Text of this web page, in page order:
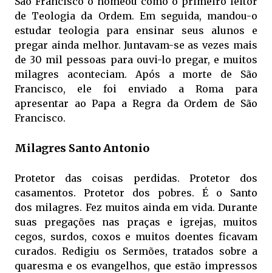
de Teologia da Ordem. Em seguida, mandou-o
estudar teologia para ensinar seus alunos e
pregar ainda melhor. Juntavam-se as vezes mais
de 30 mil pessoas para ouvi-lo pregar, e muitos
milagres aconteciam. Após a morte de São
Francisco, ele foi enviado a Roma para
apresentar ao Papa a Regra da Ordem de São
Francisco.
Milagres Santo Antonio
Protetor das coisas perdidas. Protetor dos
casamentos. Protetor dos pobres. É o Santo
dos milagres. Fez muitos ainda em vida. Durante
suas pregações nas praças e igrejas, muitos
cegos, surdos, coxos e muitos doentes ficavam
curados. Redigiu os Sermões, tratados sobre a
quaresma e os evangelhos, que estão impressos